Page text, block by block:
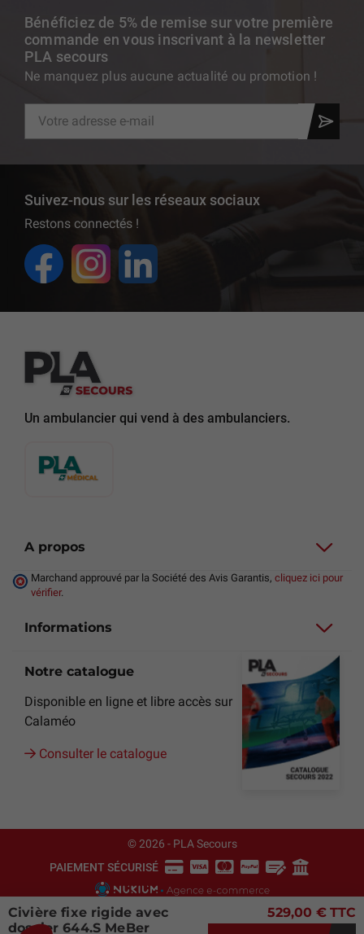
Bénéficiez de 5% de remise sur votre première
commande en vous inscrivant à la newsletter
PLA secours
Ne manquez plus aucune actualité ou promotion !
Suivez-nous sur les réseaux sociaux
Restons connectés !
Un ambulancier qui vend à des ambulanciers.
A propos
Marchand approuvé par la Société des Avis Garantis, cliquez ici pour
vérifier.
Informations
Notre catalogue
Disponible en ligne et libre accès sur
Calaméo
Consulter le catalogue
© 2026 - PLA Secours
PAIEMENT SÉCURISÉ
Civière fixe rigide avec
dossier 644.S MeBer
529,00 € TTC